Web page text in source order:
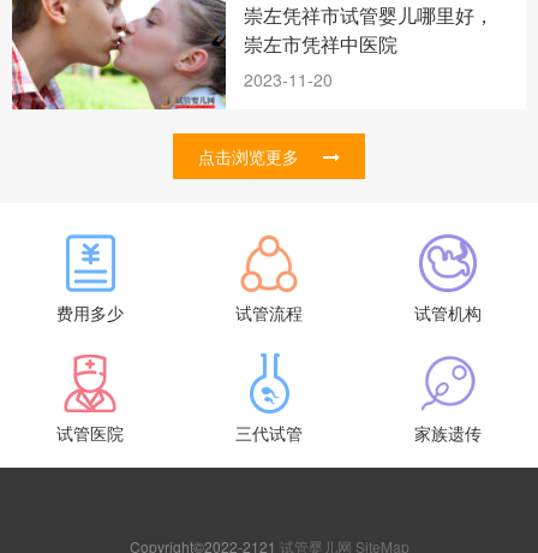
崇左凭祥市试管婴儿哪里好，
崇左市凭祥中医院
2023-11-20
点击浏览更多
费用多少 试管流程 试管机构
试管医院 三代试管 家族遗传
Copyright©2022-2121 试管婴儿网 SiteMap